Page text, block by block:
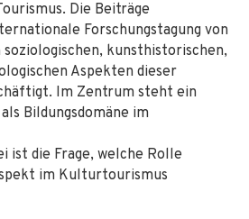
Die Beiträge
Forschungstagung von
kunsthistorischen,
Aspekten dieser
Im Zentrum steht ein
Bildungsdomäne im
ist die Frage, welche Rolle
im Kulturtourismus